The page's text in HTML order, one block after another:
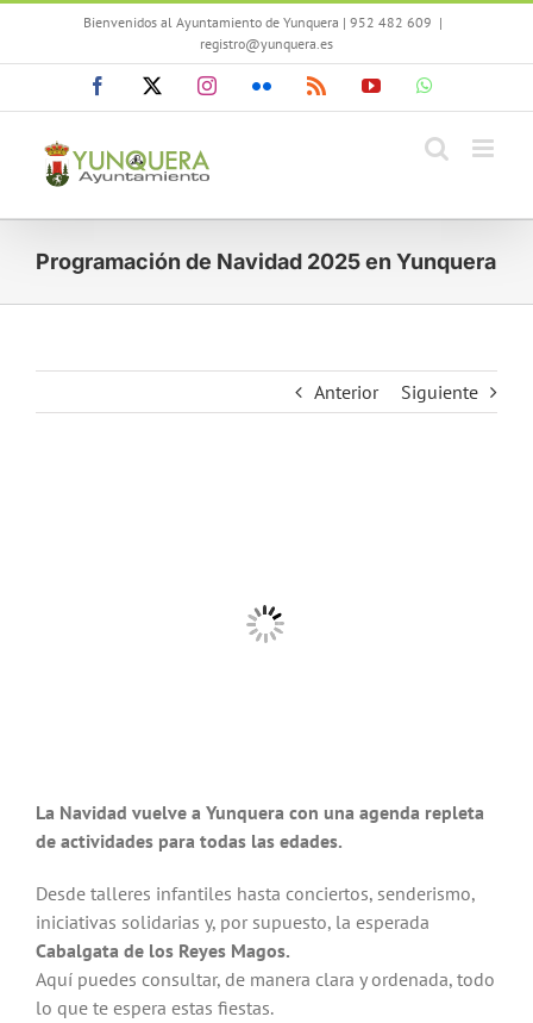
contenido
Bienvenidos al Ayuntamiento de Yunquera | 952 482 609 |
registro@yunquera.es
Facebook InstagramFlickr Rss YouTube
Programación de Navidad 2025 en Yunquera
Anterior Siguiente
La Navidad vuelve a Yunquera con una agenda repleta
de actividades para todas las edades.
Desde talleres infantiles hasta conciertos, senderismo,
iniciativas solidarias y, por supuesto, la esperada
Cabalgata de los Reyes Magos.
Aquí puedes consultar, de manera clara y ordenada, todo
lo que te espera estas fiestas.